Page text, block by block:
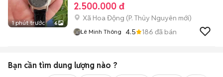
1 phút trước 6
2.500.000 đ
Xã Hoa Động (P. Thủy Nguyên mới)
Lê Minh Thông 4.5 186 đã bán
Bạn cần tìm dung lượng nào ?